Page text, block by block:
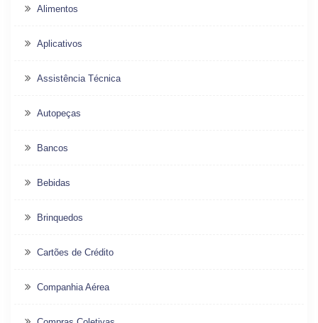
Alimentos
Aplicativos
Assistência Técnica
Autopeças
Bancos
Bebidas
Brinquedos
Cartões de Crédito
Companhia Aérea